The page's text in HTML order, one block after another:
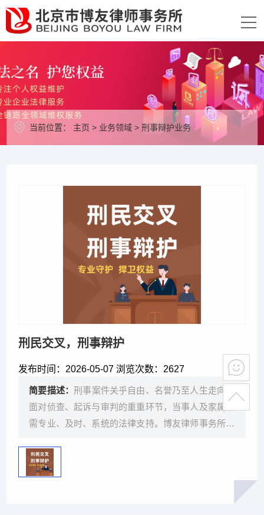
当前位置： 主页 > 业务领域 >刑事辩护业务
刑民交叉，刑事辩护
发布时间： 2026-05-07 浏览次数： 2627
简要描述：刑事案件关乎自由、名誉乃至人生走向。
面对侦查、起诉与审判的重重环节，当事人及家属亟
需专业、及时、系统的法律支持。博友律师事务所自